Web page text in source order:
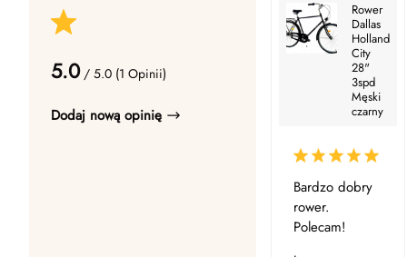
5.0/ 5.0 (1 Opinii)
Dodaj nową opinię
Rower
Dallas
Holland
City
28"
3spd
Męski
czarny
Bardzo dobry
rower.
Polecam!